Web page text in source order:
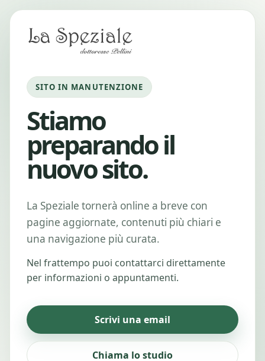
SITO IN MANUTENZIONE
Stiamo
preparando il
nuovo sito.
La Speziale tornerà online a breve con
pagine aggiornate, contenuti più chiari e
una navigazione più curata.
Nel frattempo puoi contattarci direttamente
per informazioni o appuntamenti.
Scrivi una email
Chiama lo studio